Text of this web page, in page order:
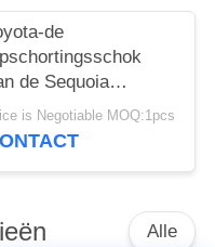
de
de Sequoia
met ADS
0C100 48530-
is Negotiable MOQ:1pcs
Alle